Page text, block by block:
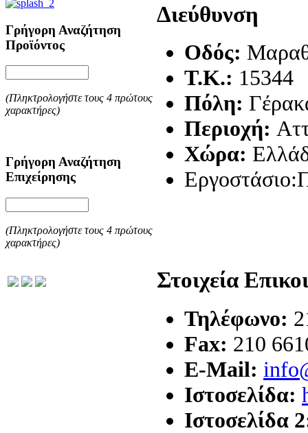
Γρήγορη Αναζήτηση
Προϊόντος
(Πληκτρολογήστε τους 4 πρώτους
χαρακτήρες)
Γρήγορη Αναζήτηση
Επιχείρησης
(Πληκτρολογήστε τους 4 πρώτους
χαρακτήρες)
Διεύθυνση
Οδός:
T.K.: 15344
Πόλη:
Περιοχή:
Χώρα:
Στοιχεία
Τηλέφωνο:
Fax: 210
E-Mail:
Ιστοσελίδα:
Ιστοσελίδα